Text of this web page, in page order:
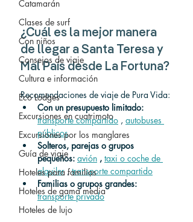
Catamarán
Clases de surf
Con niños
Consejos de viaje
Cultura e información
Eco Lodges
Excursiones en cuatrimoto
Excursiones por los manglares
Guía de viaje
Hoteles para familias
Hoteles de gama media
Hoteles de lujo
¿Cuál es la mejor manera
de llegar a Santa Teresa y
Mal País desde La Fortuna?
Recomendaciones de viaje de Pura Vida:
Con un presupuesto limitado:
transporte compartido , autobuses
públicos
Solteros, parejas o grupos
pequeños: avión , taxi o coche de
alquiler , transporte compartido
Familias o grupos grandes:
transporte privado